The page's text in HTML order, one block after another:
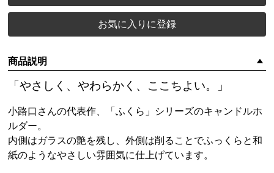
お気に入りに登録
商品説明
「やさしく、やわらかく、ここちよい。」
小路口さんの代表作、「ふくら」シリーズのキャンドルホ
ルダー。
内側はガラスの艶を残し、外側は削ることでふっくらと和
紙のようなやさしい雰囲気に仕上げています。